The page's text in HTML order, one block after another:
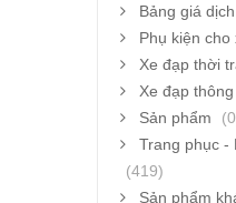
Bảng giá
Phụ kiện cho
Xe đạp thời
Xe đạp
Sản phẩm
Trang phục -
(419)
Sản phẩm